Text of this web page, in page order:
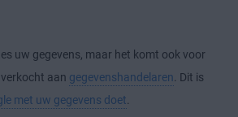
uw gegevens, maar het komt ook voor
aan gegevenshandelaren . Dit is
met uw gegevens doet